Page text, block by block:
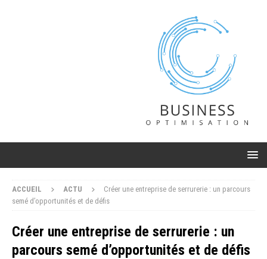
ACCUEIL ACTU
Créer une entreprise de serrurerie : un parcours
semé d’opportunités et de défis
Créer une entreprise de serrurerie : un
parcours semé d’opportunités et de défis